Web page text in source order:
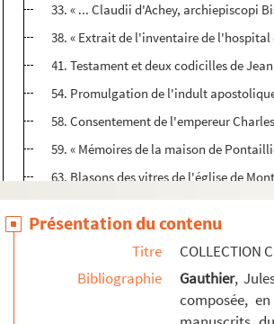
33. « ... Claudii d'Achey, archiepiscopi
38. « Extrait de l'inventaire de
41. Testament et deux codicilles de
54. Promulgation de l'indult
58. Consentement de l'empereur
59. « Mémoires de la maison de
63. Blasons des vitres de l'église de
64. « Recueil et histoire généalogique
84 v° - 85. Généalogie de la famille
86. Notice sur la maison de Poupet,
110. Anoblissement, par l'empereur
114. Note généalogique sur la famille
Présentation du contenu
Titre
COLLECTION
Bibliographie
Gauthier,
composée,